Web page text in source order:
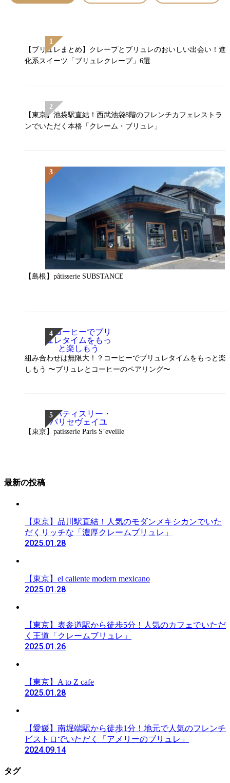
【ブリュレまとめ】クレープとブリュレのおいしい出会い！進
化系スイーツ「ブリュレクレープ」6選
【東京】池袋駅直結！西武池袋8階のフレンチカフェレストラ
ンでいただく本格「クレーム・ブリュレ」
【島根】pâtisserie SUBSTANCE
組み合わせは無限大！？コーヒーでブリュレタイムをもっと楽
しもう 〜ブリュレとコーヒーのペアリング〜
【東京】patisserie Paris S’eveille
最新の投稿
【東京】品川駅直結！人気のモダンメキシカンでいた
だくリッチな「濃厚クレームブリュレ」
2025.01.28
【東京】el caliente modern mexicano
2025.01.28
【東京】表参道駅から徒歩5分！人気のカフェでいただ
く王道「クレームブリュレ」
2025.01.26
【東京】A to Z cafe
2025.01.28
【愛媛】南堀端駅から徒歩1分！地元で人気のフレンチ
ビストロでいただく「アメリーのブリュレ」
2024.09.14
タグ